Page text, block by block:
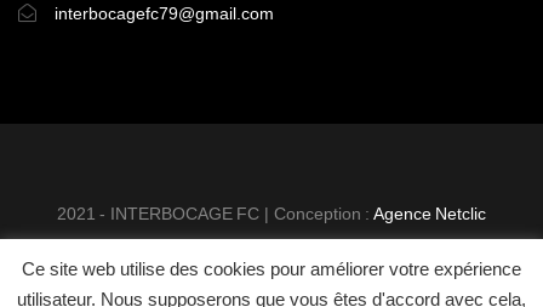
interbocagefc79@gmail.com
2021 - INTERBOCAGE FC | Conception : Agence Netclic
INTER BOCAGE FOOTBALL
MENTIONS
Ce site web utilise des cookies pour améliorer votre expérience
utilisateur. Nous supposerons que vous êtes d'accord avec cela,